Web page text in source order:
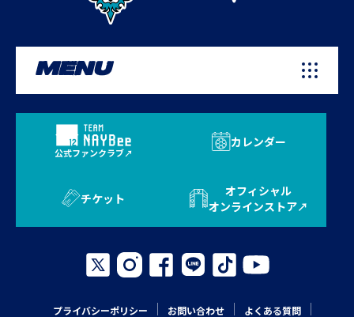
MENU
公式ファンクラブ
カレンダー
チケット
オフィシャル
オンラインストア
プライバシーポリシー お問い合わせ
よくある質問